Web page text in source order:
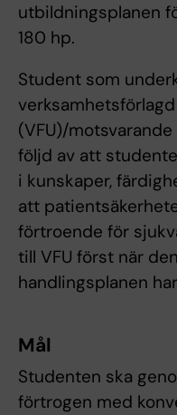
utbildningsplanen
180 hp.
Student som
(VFU)/
följd av att
i kunskaper,
att
förtroende för
till VFU först när
handlingsplanen
Mål
Studenten ska
förtrogen med